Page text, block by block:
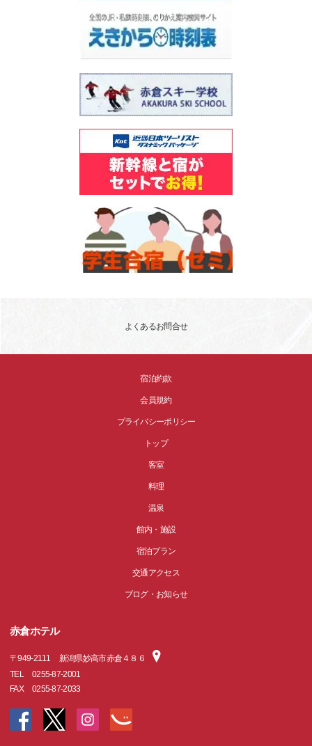
よくあるお問合せ
宿泊約款
会員規約
プライバシーポリシー
トップ
客室
料理
温泉
館内・施設
宿泊プラン
交通アクセス
ブログ・お知らせ
赤倉ホテル
〒949-2111
新潟県妙高市赤倉４８６
TEL
0255-87-2001
FAX
0255-87-2033